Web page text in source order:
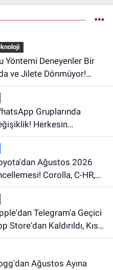
ve Jilete Dönmüyor!
Hakkında Merak
Herkesin
Özellik Sonunda Geldi
Corolla, C-HR,
Yeni Fiyatları Belli
Store'dan Kaldırıldı, Kısa
Geri Döndü